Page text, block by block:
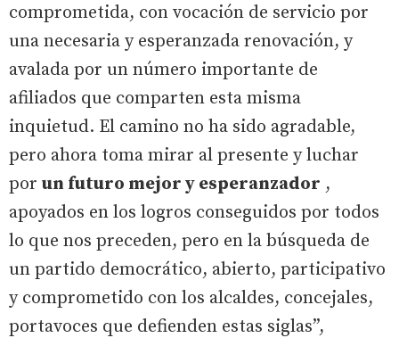
comprometida, con vocación de servicio por
una necesaria y esperanzada renovación, y
avalada por un número importante de
afiliados que comparten esta misma
inquietud. El camino no ha sido agradable,
pero ahora toma mirar al presente y luchar
por un futuro mejor y esperanzador ,
apoyados en los logros conseguidos por todos
lo que nos preceden, pero en la búsqueda de
un partido democrático, abierto, participativo
y comprometido con los alcaldes, concejales,
portavoces que defienden estas siglas”,